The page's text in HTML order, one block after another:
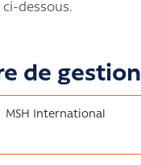
dessous.
de gestion
MSH International